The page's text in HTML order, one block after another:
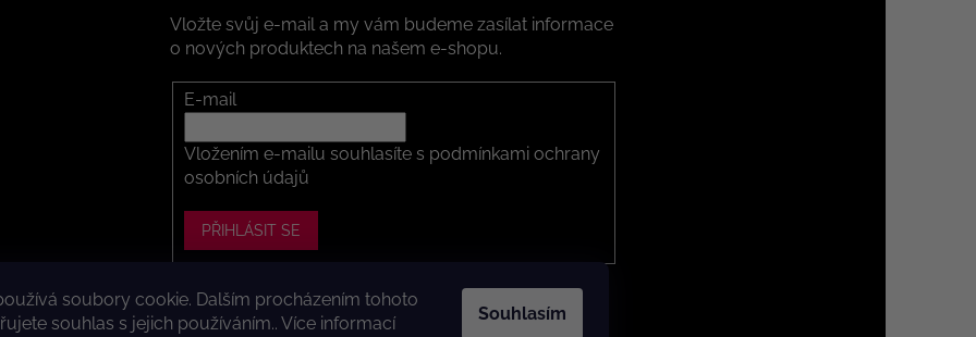
soubory cookie. Dalším procházením tohoto
souhlas s jejich používáním.. Více informací
Souhlasím
Vložte svůj e-mail a my vám budeme zasílat informace
o nových produktech na našem e-shopu.
E-mail
Vložením e-mailu souhlasíte s podmínkami ochrany
osobních údajů
PŘIHLÁSIT SE
2026Dítě v botě .cz. Všechna práva vyhrazena.Upravit nastavení cookies